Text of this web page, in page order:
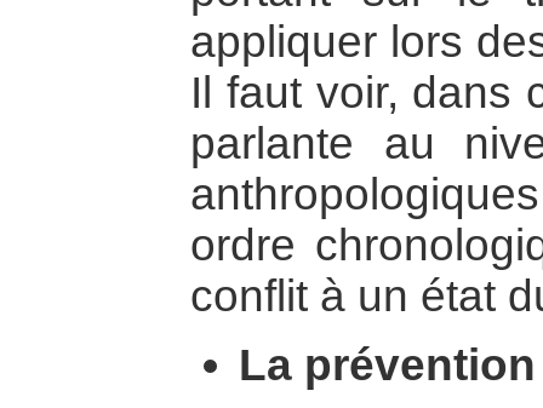
appliquer lors
Il faut voir, dans
parlante au
ordre
conflit à un état
La